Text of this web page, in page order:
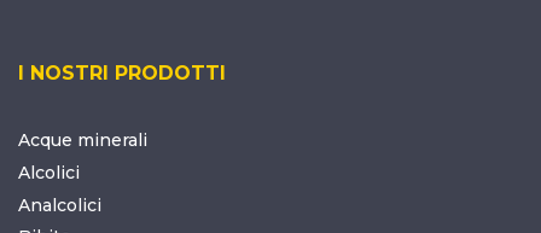
I NOSTRI PRODOTTI
Acque minerali
Alcolici
Analcolici